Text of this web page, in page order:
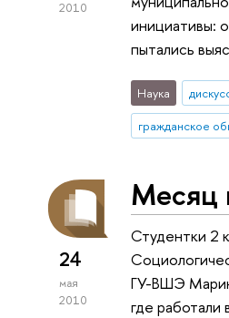
2010
инициативы:
пытались
Наука
гражданское
24
мая
2010
Месяц
Студентки 2
ГУ-ВШЭ
где работали